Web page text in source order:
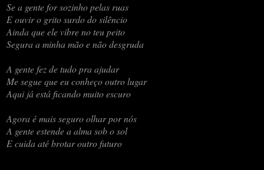
Se a gente for sozinho pelas ruas
E ouvir o grito surdo do silêncio
Ainda que ele vibre no teu peito
Segura a minha mão e não desgruda
A gente fez de tudo pra ajudar
Me segue que eu conheço outro lugar
Aqui já está ficando muito escuro
Agora é mais seguro olhar por nós
A gente estende a alma sob o sol
E cuida até brotar outro futuro